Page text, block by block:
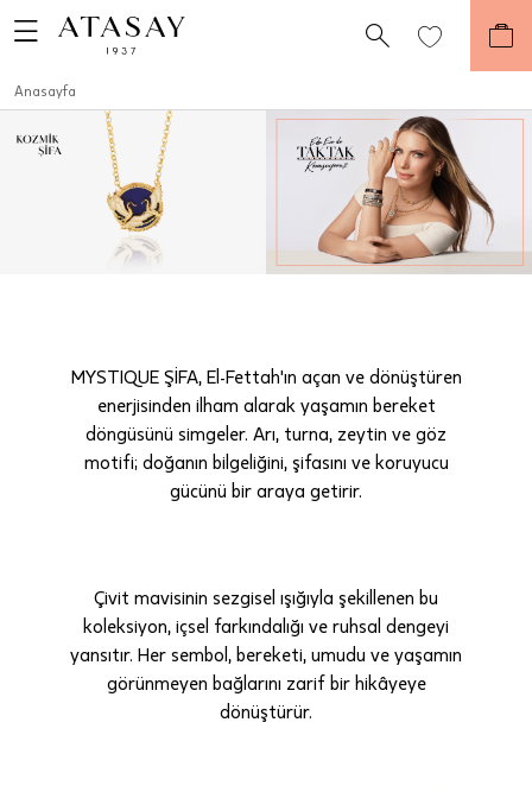
Anasayfa
MYSTIQUE ŞİFA, El-Fettah'ın açan ve dönüştüren
enerjisinden ilham alarak yaşamın bereket
döngüsünü simgeler. Arı, turna, zeytin ve göz
motifi; doğanın bilgeliğini, şifasını ve koruyucu
gücünü bir araya getirir.
Çivit mavisinin sezgisel ışığıyla şekillenen bu
koleksiyon, içsel farkındalığı ve ruhsal dengeyi
yansıtır. Her sembol, bereketi, umudu ve yaşamın
görünmeyen bağlarını zarif bir hikâyeye
dönüştürür.